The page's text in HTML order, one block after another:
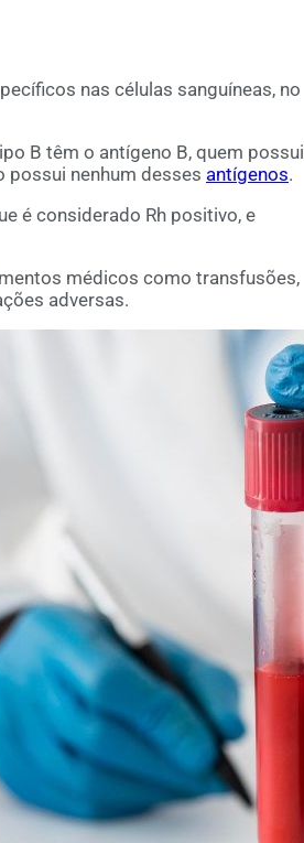
nas células sanguíneas, no
B têm o antígeno B, quem possui
possui nenhum desses antígenos.
é considerado Rh positivo, e
médicos como transfusões,
adversas.